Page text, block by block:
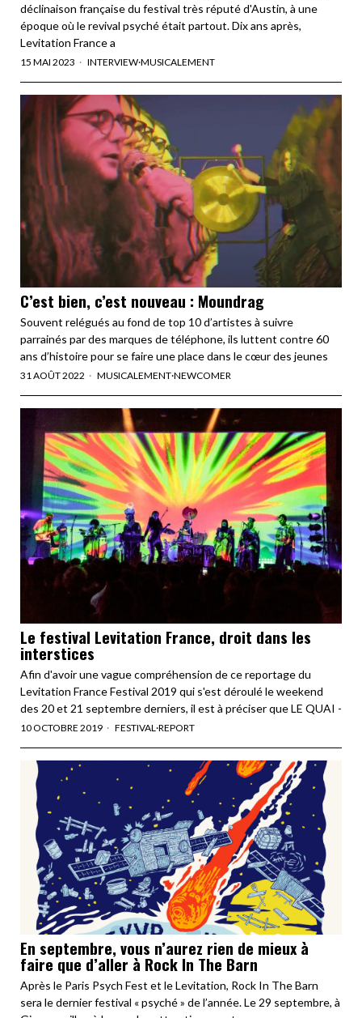
déclinaison française du festival très réputé d'Austin, à une
époque où le revival psyché était partout. Dix ans après,
Levitation France a
15 MAI 2023 INTERVIEW·MUSICALEMENT
C’est bien, c’est nouveau : Moundrag
Souvent relégués au fond de top 10 d’artistes à suivre
parrainés par des marques de téléphone, ils luttent contre 60
ans d’histoire pour se faire une place dans le cœur des jeunes
31 AOÛT 2022 MUSICALEMENT·NEWCOMER
Le festival Levitation France, droit dans les
interstices
Afin d'avoir une vague compréhension de ce reportage du
Levitation France Festival 2019 qui s'est déroulé le weekend
des 20 et 21 septembre derniers, il est à préciser que LE QUAI -
10 OCTOBRE 2019 FESTIVAL·REPORT
En septembre, vous n’aurez rien de mieux à
faire que d’aller à Rock In The Barn
Après le Paris Psych Fest et le Levitation, Rock In The Barn
sera le dernier festival « psyché » de l’année. Le 29 septembre, à